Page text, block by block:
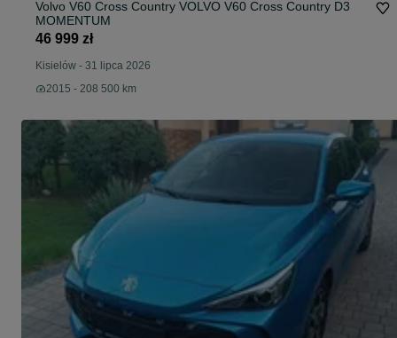
Volvo V60 Cross Country VOLVO V60 Cross Country D3
MOMENTUM
46 999 zł
Kisielów - 31 lipca 2026
2015 - 208 500 km